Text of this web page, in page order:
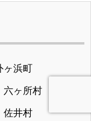
ヶ浜町
六ヶ所村
佐井村